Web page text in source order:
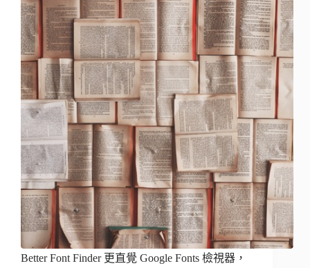
Better Font Finder 更直覺 Google Fonts 檢視器，